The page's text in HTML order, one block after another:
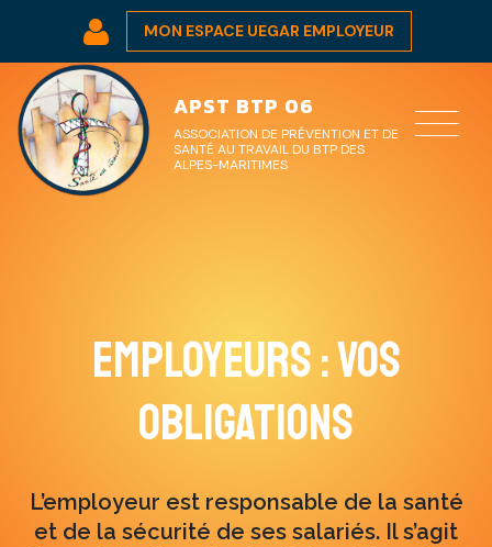
MON ESPACE UEGAR EMPLOYEUR
APST BTP 06
ASSOCIATION DE PRÉVENTION ET DE
SANTÉ AU TRAVAIL DU BTP DES
ALPES-MARITIMES
Employeurs : vos
obligations
L’employeur est responsable de la santé
et de la sécurité de ses salariés. Il s’agit
Panneau de gestion des cookies